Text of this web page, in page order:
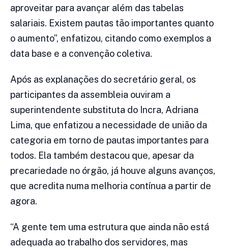
aproveitar para avançar além das tabelas
salariais. Existem pautas tão importantes quanto
o aumento”, enfatizou, citando como exemplos a
data base e a convenção coletiva.
Após as explanações do secretário geral, os
participantes da assembleia ouviram a
superintendente substituta do Incra, Adriana
Lima, que enfatizou a necessidade de união da
categoria em torno de pautas importantes para
todos. Ela também destacou que, apesar da
precariedade no órgão, já houve alguns avanços,
que acredita numa melhoria contínua a partir de
agora.
“A gente tem uma estrutura que ainda não está
adequada ao trabalho dos servidores, mas